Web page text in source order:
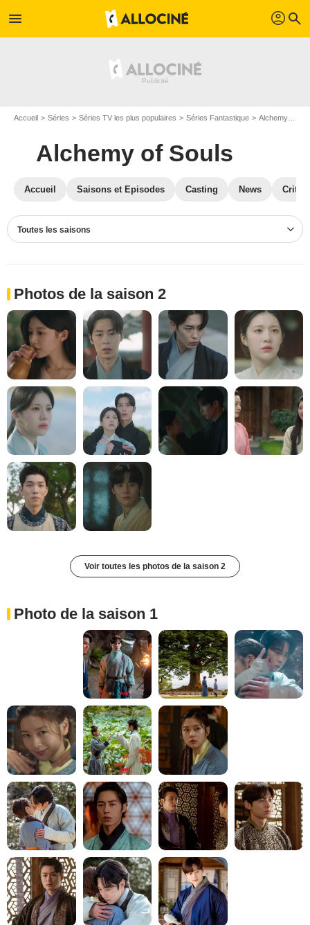
menu profil search
Accueil Séries Séries TV les plus populaires Séries Fantastique Alchemy of Souls
Alchemy of Souls
Accueil Saisons et Episodes Casting News
Toutes les saisons
Photos de la saison 2
Voir toutes les photos de la saison 2
Photo de la saison 1